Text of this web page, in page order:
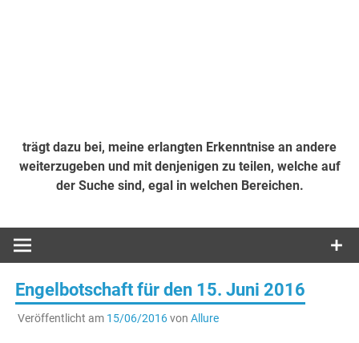
trägt dazu bei, meine erlangten Erkenntnise an andere
weiterzugeben und mit denjenigen zu teilen, welche auf
der Suche sind, egal in welchen Bereichen.
Engelbotschaft für den 15. Juni 2016
Veröffentlicht am 15/06/2016von Allure